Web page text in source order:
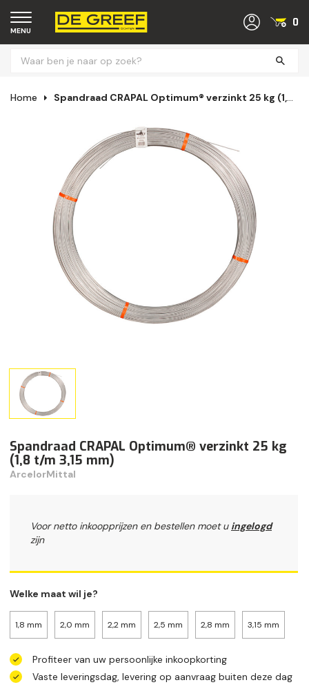
MENU
0
Home Spandraad CRAPAL Optimum® verzinkt 25 kg (1,8 t/m 3,15 mm)
Spandraad CRAPAL Optimum® verzinkt 25 kg
(1,8 t/m 3,15 mm)
ArcelorMittal
Voor netto inkoopprijzen en bestellen moet u ingelogd
zijn
Welke maat wil je?
1,8 mm 2,0 mm 2,2 mm 2,5 mm 2,8 mm 3,15 mm
Profiteer van uw persoonlijke inkoopkorting
Vaste leveringsdag, levering op aanvraag buiten deze dag